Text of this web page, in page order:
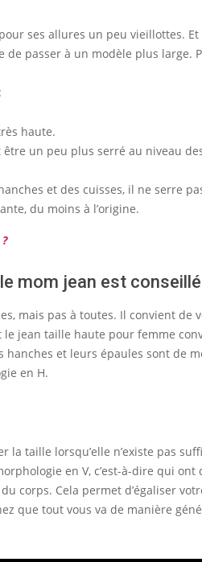
ses allures un peu vieillottes.
passer à un modèle plus large.
haute.
un peu plus serré au niveau des
et des cuisses, il ne serre
du moins à l’origine.
mom jean est
mais pas à toutes. Il convient
jean taille haute pour femme
hanches et leurs épaules sont de
en H.
taille lorsqu’elle n’existe pas
en V, c’est-à-dire qui
corps. Cela permet d’égaliser
que tout vous va de manière